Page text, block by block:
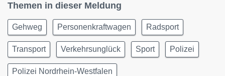
Themen in dieser Meldung
Gehweg Personenkraftwagen Radsport
Transport Verkehrsunglück Sport Polizei
Polizei Nordrhein-Westfalen